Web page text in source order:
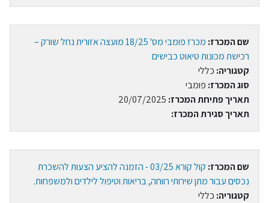
שם המכרז:
מכרז פומבי מס' 18/25 מועצה אזורית נחל שורק –
רכישת מכונות טיאוט כבישים
קטגוריה: כללי
סוג המכרז: פומבי
תאריך פתיחת המכרז: 20/07/2025
תאריך סגירת המכרז:
שם המכרז:
קול קורא 03/25 - הזמנה להציע הצעות להשכרת
נכסים עבור מתן שירותי רווחה, בריאות וטיפול לילדים ולמשפחות.
קטגוריה: כללי